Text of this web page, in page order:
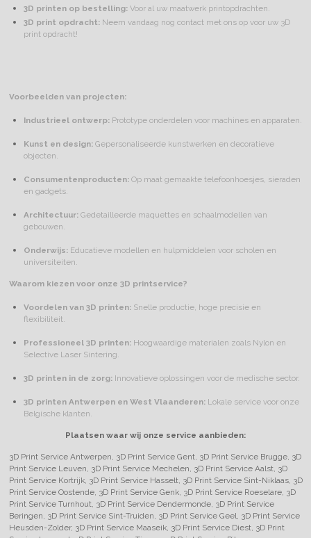
3D printen op bestelling:Voor al uw maatwerk printopdrachten.
3D print opdracht:Neem vandaag nog contact met ons op voor uw 3D
print opdracht!
Voorbeelden van projecten:
Industrieel ontwerp:Prototype onderdelen voor machines en apparaten.
Kunst en design:Gepersonaliseerde kunstwerken en decoratieve
objecten.
Consumentenproducten:Op maat gemaakte telefoonhoesjes, sieraden
en gadgets.
Architectuur:Gedetailleerde maquettes en schaalmodellen van
gebouwen.
Onderwijs:Educatieve modellen en hulpmiddelen voor scholen en
universiteiten.
Waarom kiezen voor onze 3D printservice?
Voordelen van 3D printen:Snelle productie, hoge precisie en
flexibiliteit.
Professioneel 3D printen:Hoogwaardige materialen zoals Nylon en
Selective Laser Sintering.
3D printen in de zorg:Innovatieve oplossingen voor de medische sector.
3D printen Antwerpen en West Vlaanderen:Lokale service voor onze
Belgische klanten.
Plaatsen waar wij onze service aanbieden:
3D Print Service Antwerpen, 3D Print Service Gent, 3D Print Service Brugge, 3D
Print Service Leuven, 3D Print Service Mechelen, 3D Print Service Aalst, 3D
Print Service Kortrijk, 3D Print Service Hasselt, 3D Print Service Sint-Niklaas, 3D
Print Service Oostende, 3D Print Service Genk, 3D Print Service Roeselare, 3D
Print Service Turnhout, 3D Print Service Dendermonde, 3D Print Service
Beringen, 3D Print Service Sint-Truiden, 3D Print Service Geel, 3D Print Service
Heusden-Zolder, 3D Print Service Maaseik, 3D Print Service Diest, 3D Print